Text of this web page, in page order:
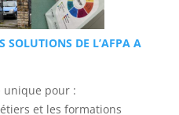
SOLUTIONS DE L’AFPA A
unique pour :
et les formations